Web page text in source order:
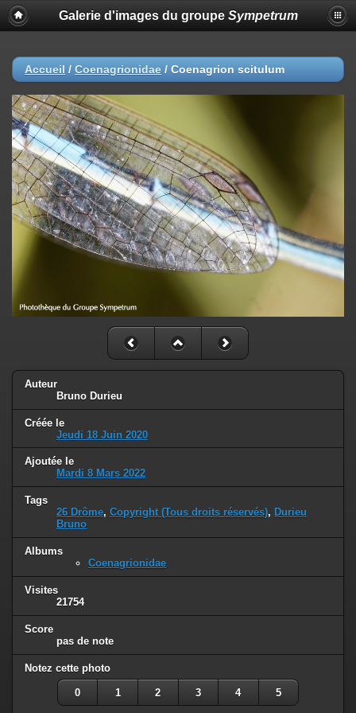
Galerie d'images du groupe Sympetrum
Accueil / Coenagrionidae / Coenagrion scitulum
Auteur
Bruno Durieu
Créée le
Jeudi 18 Juin 2020
Ajoutée le
Mardi 8 Mars 2022
Tags
26 Drôme, Copyright (Tous droits réservés), Durieu
Bruno
Albums
Coenagrionidae
Visites
21754
Score
pas de note
Notez cette photo
0 1 2 3 4 5